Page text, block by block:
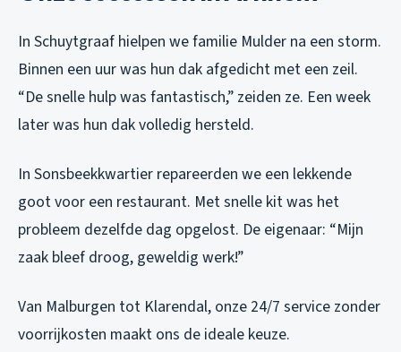
In Schuytgraaf hielpen we familie Mulder na een storm.
Binnen een uur was hun dak afgedicht met een zeil.
“De snelle hulp was fantastisch,” zeiden ze. Een week
later was hun dak volledig hersteld.
In Sonsbeekkwartier repareerden we een lekkende
goot voor een restaurant. Met snelle kit was het
probleem dezelfde dag opgelost. De eigenaar: “Mijn
zaak bleef droog, geweldig werk!”
Van Malburgen tot Klarendal, onze 24/7 service zonder
voorrijkosten maakt ons de ideale keuze.